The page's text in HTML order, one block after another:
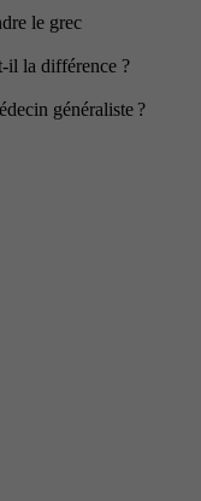
le grec
il la différence ?
généraliste ?